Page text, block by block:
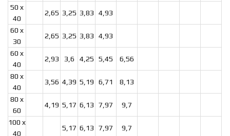
50 x
40
2,65 3,25 3,83 4,93
60 x
30
2,65 3,25 3,83 4,93
60 x
40
2,93 3,6 4,25 5,45 6,56
80 x
40
3,56 4,39 5,19 6,71 8,13
80 x
60
4,19 5,17 6,13 7,97 9,7
100 x
40
5,17 6,13 7,97 9,7